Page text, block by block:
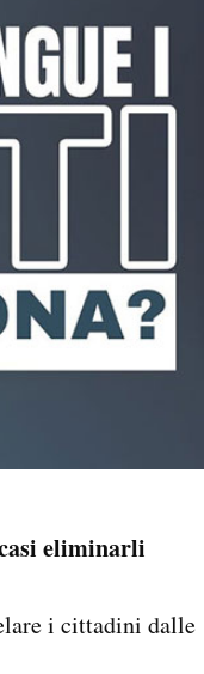
eliminarli
i cittadini dalle